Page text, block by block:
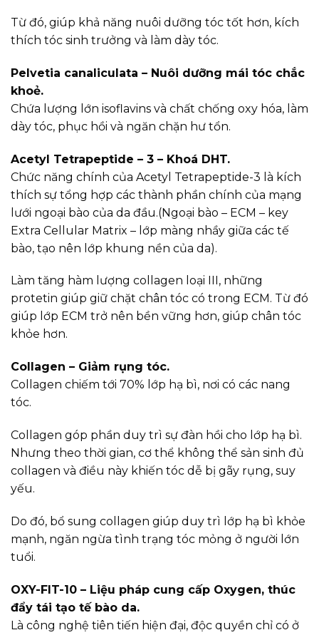
Từ đó, giúp khả năng nuôi dưỡng tóc tốt hơn, kích
thích tóc sinh trưởng và làm dày tóc.
Pelvetia canaliculata – Nuôi dưỡng mái tóc chắc
khoẻ.
Chứa lượng lớn isoflavins và chất chống oxy hóa, làm
dày tóc, phục hồi và ngăn chặn hư tổn.
Acetyl Tetrapeptide – 3 – Khoá DHT.
Chức năng chính của Acetyl Tetrapeptide-3 là kích
thích sự tổng hợp các thành phần chính của mạng
lưới ngoại bào của da đầu.(Ngoại bào – ECM – key
Extra Cellular Matrix – lớp màng nhầy giữa các tế
bào, tạo nên lớp khung nền của da).
Làm tăng hàm lượng collagen loại III, những
protetin giúp giữ chặt chân tóc có trong ECM. Từ đó
giúp lớp ECM trở nên bền vững hơn, giúp chân tóc
khỏe hơn.
Collagen – Giảm rụng tóc.
Collagen chiếm tới 70% lớp hạ bì, nơi có các nang
tóc.
Collagen góp phần duy trì sự đàn hồi cho lớp hạ bì.
Nhưng theo thời gian, cơ thể không thể sản sinh đủ
collagen và điều này khiến tóc dễ bị gãy rụng, suy
yếu.
Do đó, bổ sung collagen giúp duy trì lớp hạ bì khỏe
mạnh, ngăn ngừa tình trạng tóc mỏng ở người lớn
tuổi.
OXY-FIT-10 – Liệu pháp cung cấp Oxygen, thúc
đẩy tái tạo tế bào da.
Là công nghệ tiên tiến hiện đại, độc quyền chỉ có ở